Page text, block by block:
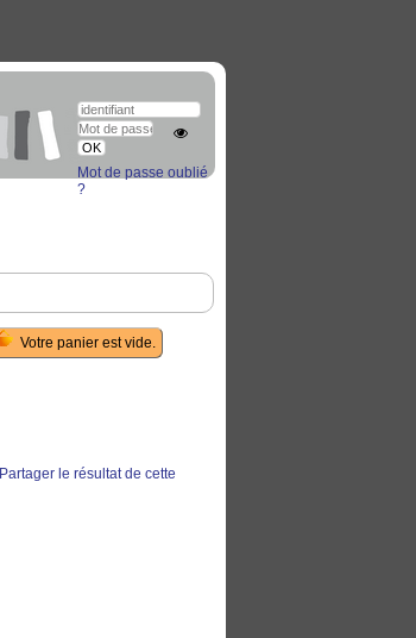
Partager le résultat de cette
Mot de passe oublié
?